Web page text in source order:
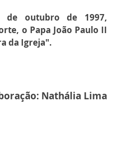
de outubro de 1997,
o Papa João Paulo II
da Igreja".
Nathália Lima